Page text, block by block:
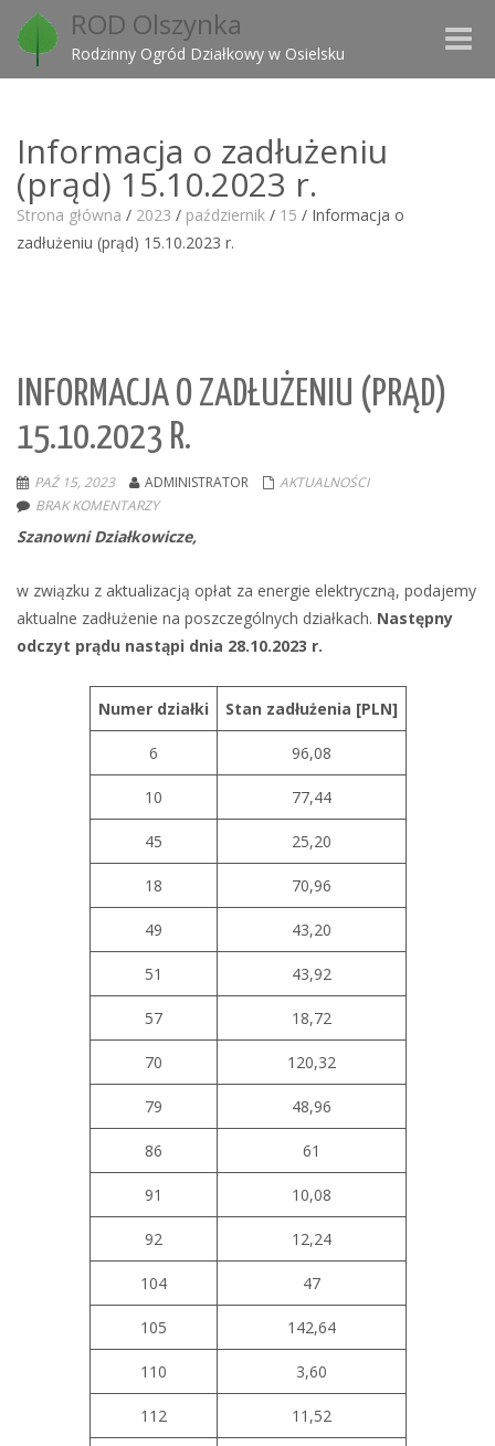
ROD Olszynka
Rodzinny Ogród Działkowy w Osielsku
Toggle
Informacja o zadłużeniu
(prąd) 15.10.2023 r.
Strona główna / 2023 / październik / 15 / Informacja o
zadłużeniu (prąd) 15.10.2023 r.
INFORMACJA O ZADŁUŻENIU (PRĄD)
15.10.2023 R.
PAŹ 15, 2023 ADMINISTRATOR
AKTUALNOŚCI
BRAK KOMENTARZY
Szanowni Działkowicze,
w związku z aktualizacją opłat za energie elektryczną, podajemy
aktualne zadłużenie na poszczególnych działkach. Następny
odczyt prądu nastąpi dnia 28.10.2023 r.
Numer działki Stan zadłużenia [PLN]
6 96,08
10 77,44
45 25,20
18 70,96
49 43,20
51 43,92
57 18,72
70 120,32
79 48,96
86 61
91 10,08
92 12,24
104 47
105 142,64
110 3,60
112 11,52